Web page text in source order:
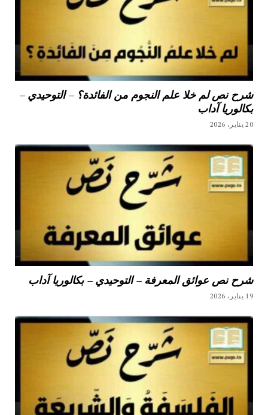
شرح نص لم خلا علم النجوم من الفائدة؟ – التوحيدي –
بكالوريا آداب
20 يناير، 2026
شرح نص عوائق المعرفة – التوحيدي – بكالوريا آداب
19 يناير، 2026